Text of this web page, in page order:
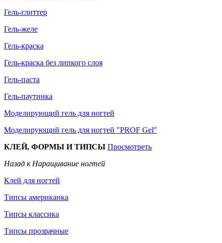
Гель-глиттер
Гель-желе
Гель-краска
Гель-краска без липкого слоя
Гель-паста
Гель-паутинка
Моделирующий гель для ногтей
Моделирующий гель для ногтей "PROF Gel"
КЛЕЙ, ФОРМЫ И ТИПСЫ Просмотреть
Назад к Наращивание ногтей
Клей для ногтей
Типсы американка
Типсы классика
Типсы прозрачные